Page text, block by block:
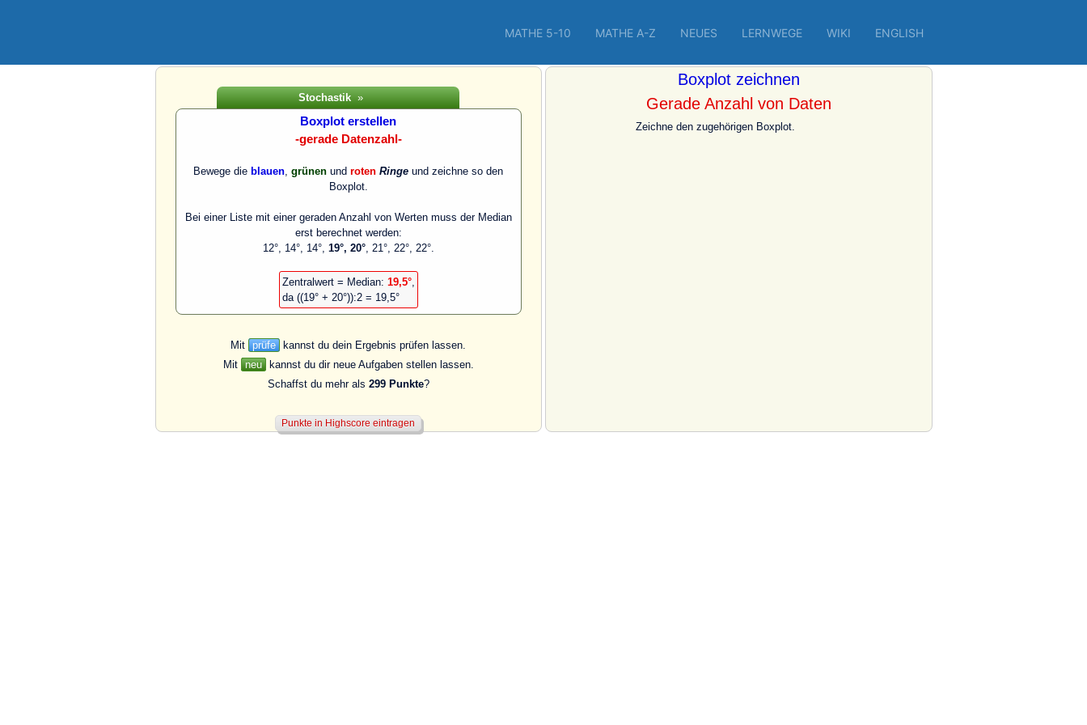
MATHE 5-10 MATHE A-Z NEUES LERNWEGE WIKI ENGLISH
Stochastik»
Boxplot erstellen
-gerade Datenzahl-
Bewege die blauen,grünen undroten Ringe und zeichne so den
Boxplot.
Bei einer Liste mit einer geraden Anzahl von Werten muss der Median
erst berechnet werden:
12°, 14°, 14°, 19°, 20°, 21°, 22°, 22°.
Zentralwert = Median: 19,5°,
da ((19° + 20°)):2 = 19,5°
Mit prüfe kannst du dein Ergebnis prüfen lassen.
Mit neu kannst du dir neue Aufgaben stellen lassen.
Schaffst du mehr als 299 Punkte?
Boxplot zeichnen
Gerade Anzahl von Daten
Zeichne den zugehörigen Boxplot.